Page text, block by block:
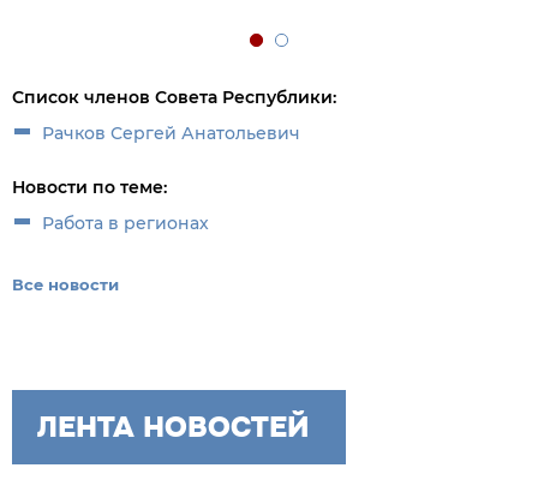
Список членов Совета Республики:
Рачков Сергей Анатольевич
Новости по теме:
Работа в регионах
Все новости
ЛЕНТА НОВОСТЕЙ